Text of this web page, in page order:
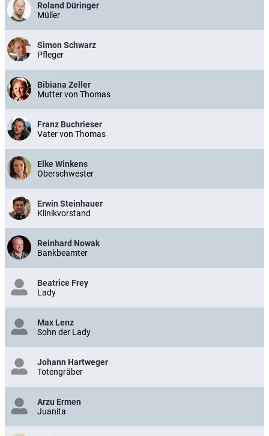
Roland Düringer
Müller
Simon Schwarz
Pfleger
Bibiana Zeller
Mutter von Thomas
Franz Buchrieser
Vater von Thomas
Elke Winkens
Oberschwester
Erwin Steinhauer
Klinikvorstand
Reinhard Nowak
Bankbeamter
Beatrice Frey
Lady
Max Lenz
Sohn der Lady
Johann Hartweger
Totengräber
Arzu Ermen
Juanita